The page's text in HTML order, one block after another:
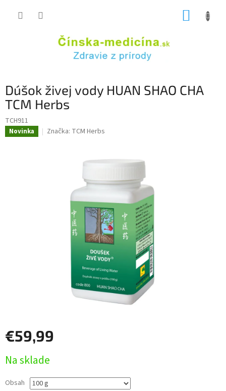
Dúšok živej vody HUAN SHAO CHA
TCM Herbs
TCH911
Novinka Značka: TCM Herbs
€59,99
cena:
Na sklade
Obsah